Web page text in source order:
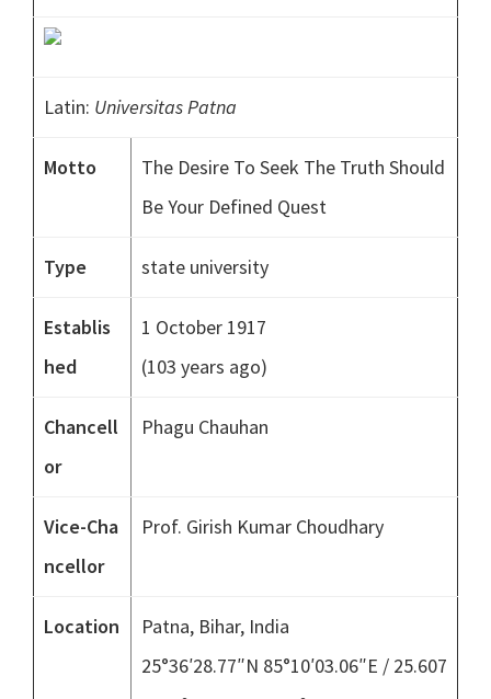
Latin: Universitas Patna
Motto
The Desire To Seek The Truth Should
Be Your Defined Quest
Type state university
Establis
hed
1 October 1917
(103 years ago)
Chancell
or
Phagu Chauhan
Vice-Cha
ncellor
Prof. Girish Kumar Choudhary
Location
Patna, Bihar, India
25°36′28.77″N 85°10′03.06″E / 25.607